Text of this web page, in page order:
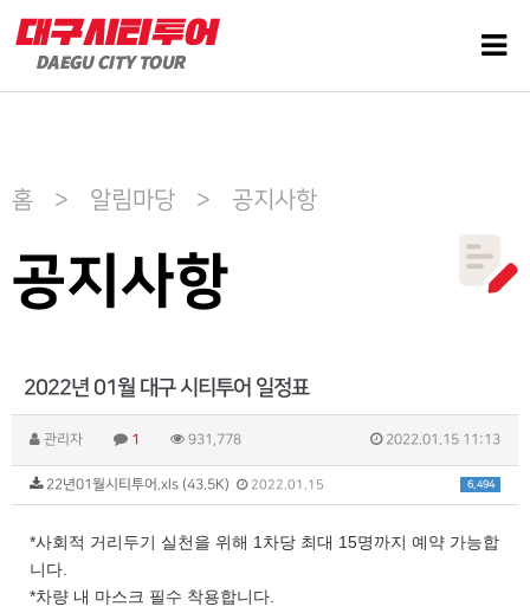
홈 > 알림마당 > 공지사항
공지사항
2022년 01월 대구 시티투어 일정표
관리자 1 931,778 2022.01.15 11:13
6,494
22년01월시티투어.xls (43.5K) 2022.01.15
*사회적 거리두기 실천을 위해 1차당 최대 15명까지 예약 가능합
니다.
*차량 내 마스크 필수 착용합니다.